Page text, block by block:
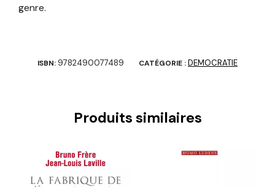
genre.
ISBN: 9782490077489 CATÉGORIE :DEMOCRATIE
Produits similaires